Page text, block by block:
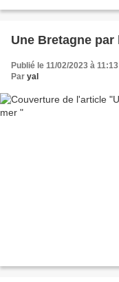
Une Bretagne
Publié le 11/02/2023 à 11:13
Par yal